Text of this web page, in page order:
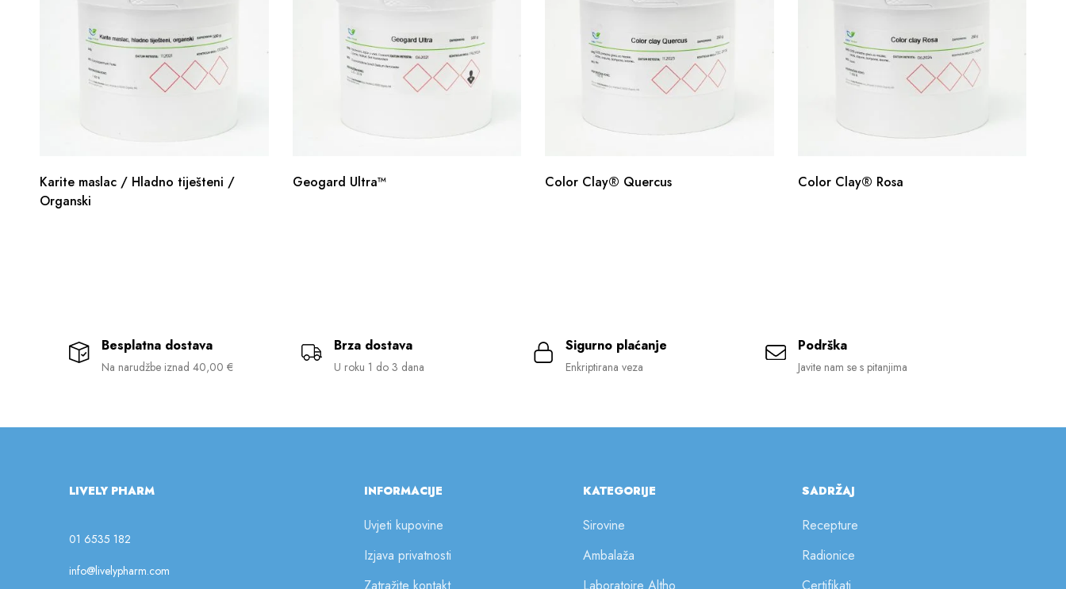
Karite maslac / Hladno tiješteni /
Organski
Geogard Ultra™ Color Clay® Quercus Color Clay® Rosa
Besplatna dostava
Na narudžbe iznad 40,00 €
Brza dostava
U roku 1 do 3 dana
Sigurno plaćanje
Enkriptirana veza
Podrška
Javite nam se s pitanjima
LIVELY PHARM
01 6535 182
info@livelypharm.com
INFORMACIJE
Uvjeti kupovine
Izjava privatnosti
Zatražite kontakt
KATEGORIJE
Sirovine
Ambalaža
Laboratoire Altho
SADRŽAJ
Recepture
Radionice
Certifikati